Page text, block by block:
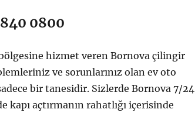
0800
hizmet veren Bornova çilingir
ve sorunlarınız olan ev oto
bir tanesidir. Sizlerde Bornova 7/24
açtırmanın rahatlığı içerisinde